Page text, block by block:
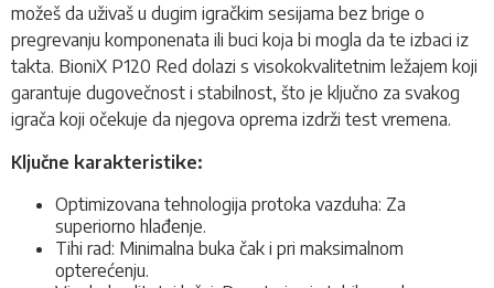
možeš da uživaš u dugim igračkim sesijama bez brige o
pregrevanju komponenata ili buci koja bi mogla da te izbaci iz
takta. BioniX P120 Red dolazi s visokokvalitetnim ležajem koji
garantuje dugovečnost i stabilnost, što je ključno za svakog
igrača koji očekuje da njegova oprema izdrži test vremena.
Ključne karakteristike:
Optimizovana tehnologija protoka vazduha: Za
superiorno hlađenje.
Tihi rad: Minimalna buka čak i pri maksimalnom
opterećenju.